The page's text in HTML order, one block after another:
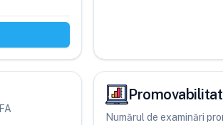
Numărul de examinări